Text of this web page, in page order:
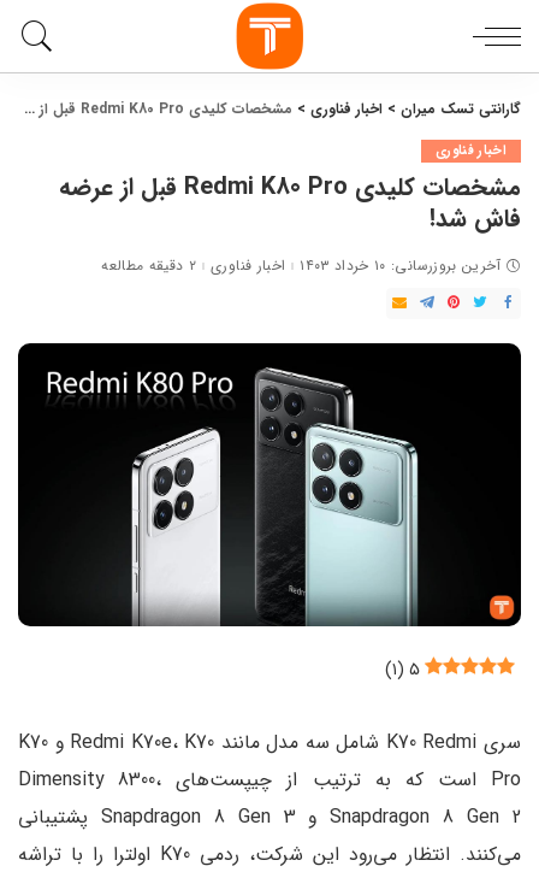
گارانتی تسک میران > اخبار فناوری > مشخصات کلیدی Redmi K80 Pro قبل از عرضه فاش شد!
اخبار فناوری
مشخصات کلیدی Redmi K80 Pro قبل از عرضه
فاش شد!
آخرین بروزرسانی: ۱۰ خرداد ۱۴۰۳ اخبار فناوری ۲ دقیقه مطالعه
۵ (۱)
سری K70 Redmi شامل سه مدل مانند Redmi K70e، K70 و K70
Pro است که به ترتیب از چیپست‌های Dimensity 8300،
Snapdragon 8 Gen 2 و Snapdragon 8 Gen 3 پشتیبانی
می‌کنند. انتظار می‌رود این شرکت، ردمی K70 اولترا را با تراشه